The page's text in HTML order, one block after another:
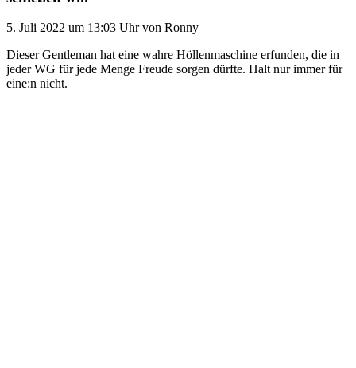
5. Juli 2022 um 13:03 Uhrvon Ronny
Dieser Gentleman hat eine wahre Höllenmaschine erfunden, die in
jeder WG für jede Menge Freude sorgen dürfte. Halt nur immer für
eine:n nicht.